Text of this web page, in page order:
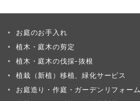
ー
ジ
送
り
お庭のお手入れ
植木・庭木の剪定
植木・庭木の伐採-抜根
植栽（新植）移植、緑化サービス
お庭造り・作庭・ガーデンリフォーム